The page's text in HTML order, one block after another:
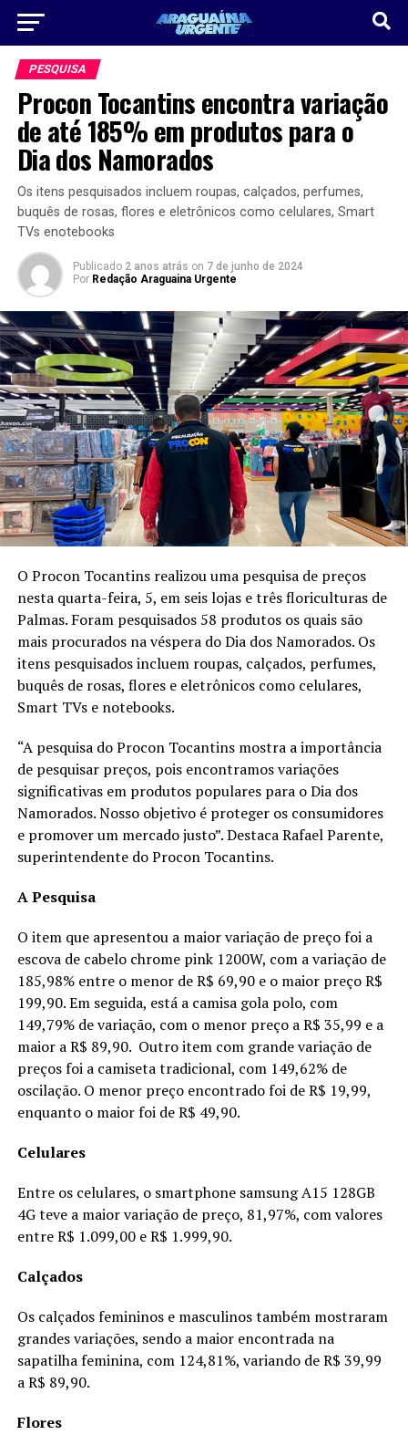
PESQUISA
Procon Tocantins encontra variação
de até 185% em produtos para o
Dia dos Namorados
Os itens pesquisados incluem roupas, calçados, perfumes,
buquês de rosas, flores e eletrônicos como celulares, Smart
TVs enotebooks
Publicado 2 anos atrás on 7 de junho de 2024
Por Redação Araguaina Urgente
O Procon Tocantins realizou uma pesquisa de preços
nesta quarta-feira, 5, em seis lojas e três floriculturas de
Palmas. Foram pesquisados 58 produtos os quais são
mais procurados na véspera do Dia dos Namorados. Os
itens pesquisados incluem roupas, calçados, perfumes,
buquês de rosas, flores e eletrônicos como celulares,
Smart TVs e notebooks.
“A pesquisa do Procon Tocantins mostra a importância
de pesquisar preços, pois encontramos variações
significativas em produtos populares para o Dia dos
Namorados. Nosso objetivo é proteger os consumidores
e promover um mercado justo”. Destaca Rafael Parente,
superintendente do Procon Tocantins.
A Pesquisa
O item que apresentou a maior variação de preço foi a
escova de cabelo chrome pink 1200W, com a variação de
185,98% entre o menor de R$ 69,90 e o maior preço R$
199,90. Em seguida, está a camisa gola polo, com
149,79% de variação, com o menor preço a R$ 35,99 e a
maior a R$ 89,90. Outro item com grande variação de
preços foi a camiseta tradicional, com 149,62% de
oscilação. O menor preço encontrado foi de R$ 19,99,
enquanto o maior foi de R$ 49,90.
Celulares
Entre os celulares, o smartphone samsung A15 128GB
4G teve a maior variação de preço, 81,97%, com valores
entre R$ 1.099,00 e R$ 1.999,90.
Calçados
Os calçados femininos e masculinos também mostraram
grandes variações, sendo a maior encontrada na
sapatilha feminina, com 124,81%, variando de R$ 39,99
a R$ 89,90.
Flores